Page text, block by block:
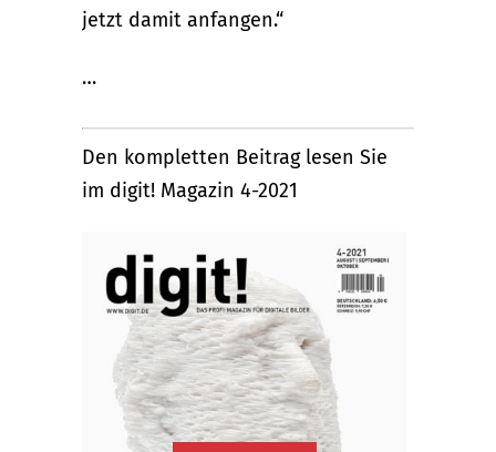
jetzt damit anfangen.“
…
Den kompletten Beitrag lesen Sie
im digit! Magazin 4-2021